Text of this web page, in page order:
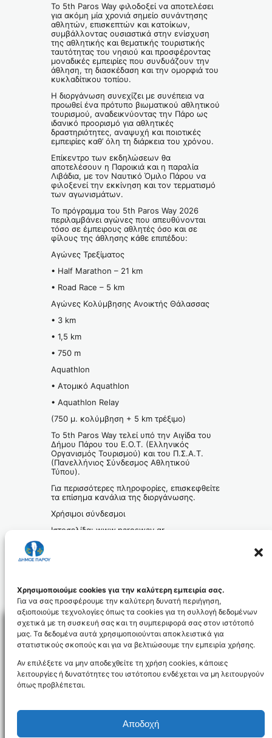
Χρησιμοποιούμε cookies για την καλύτερη εμπειρία σας.
Για να σας προσφέρουμε την καλύτερη δυνατή περιήγηση,
αξιοποιούμε τεχνολογίες όπως τα cookies για τη συλλογή δεδομένων
σχετικά με τη συσκευή σας και τη συμπεριφορά σας στον ιστότοπό
μας. Τα δεδομένα αυτά χρησιμοποιούνται αποκλειστικά για
στατιστικούς σκοπούς και για να βελτιώσουμε την εμπειρία χρήσης.
Αν επιλέξετε να μην αποδεχθείτε τη χρήση cookies, κάποιες
λειτουργίες ή δυνατότητες του ιστότοπου ενδέχεται να μη λειτουργούν
όπως προβλέπεται.
Αποδοχή
Το 5th Paros Way φιλοδοξεί να αποτελέσει
για ακόμη μία χρονιά σημείο συνάντησης
αθλητών, επισκεπτών και κατοίκων,
συμβάλλοντας ουσιαστικά στην ενίσχυση
της αθλητικής και θεματικής τουριστικής
ταυτότητας του νησιού και προσφέροντας
μοναδικές εμπειρίες που συνδυάζουν την
άθληση, τη διασκέδαση και την ομορφιά του
κυκλαδίτικου τοπίου.
Η διοργάνωση συνεχίζει με συνέπεια να
προωθεί ένα πρότυπο βιωματικού αθλητικού
τουρισμού, αναδεικνύοντας την Πάρο ως
ιδανικό προορισμό για αθλητικές
δραστηριότητες, αναψυχή και ποιοτικές
εμπειρίες καθ’ όλη τη διάρκεια του χρόνου.
Επίκεντρο των εκδηλώσεων θα
αποτελέσουν η Παροικιά και η παραλία
Λιβάδια, με τον Ναυτικό Όμιλο Πάρου να
φιλοξενεί την εκκίνηση και τον τερματισμό
των αγωνισμάτων.
Το πρόγραμμα του 5th Paros Way 2026
περιλαμβάνει αγώνες που απευθύνονται
τόσο σε έμπειρους αθλητές όσο και σε
φίλους της άθλησης κάθε επιπέδου:
Αγώνες Τρεξίματος
• Half Marathon – 21 km
• Road Race – 5 km
Αγώνες Κολύμβησης Ανοικτής Θάλασσας
• 3 km
• 1,5 km
• 750 m
Aquathlon
• Ατομικό Aquathlon
• Aquathlon Relay
(750 μ. κολύμβηση + 5 km τρέξιμο)
Το 5th Paros Way τελεί υπό την Αιγίδα του
Δήμου Πάρου του Ε.Ο.Τ. (Ελληνικός
Οργανισμός Τουρισμού) και του Π.Σ.Α.Τ.
(Πανελλήνιος Σύνδεσμος Αθλητικού
Τύπου).
Για περισσότερες πληροφορίες, επισκεφθείτε
τα επίσημα κανάλια της διοργάνωσης.
Χρήσιμοι σύνδεσμοι
Ιστοσελίδα: www.parosway.gr
NEWSLETTER